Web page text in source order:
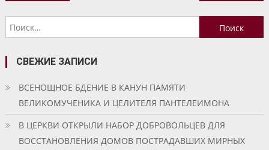
по
записям
Найти:
СВЕЖИЕ ЗАПИСИ
ВСЕНОЩНОЕ БДЕНИЕ В КАНУН ПАМЯТИ
ВЕЛИКОМУЧЕНИКА И ЦЕЛИТЕЛЯ ПАНТЕЛЕИМОНА
В ЦЕРКВИ ОТКРЫЛИ НАБОР ДОБРОВОЛЬЦЕВ ДЛЯ
ВОССТАНОВЛЕНИЯ ДОМОВ ПОСТРАДАВШИХ МИРНЫХ